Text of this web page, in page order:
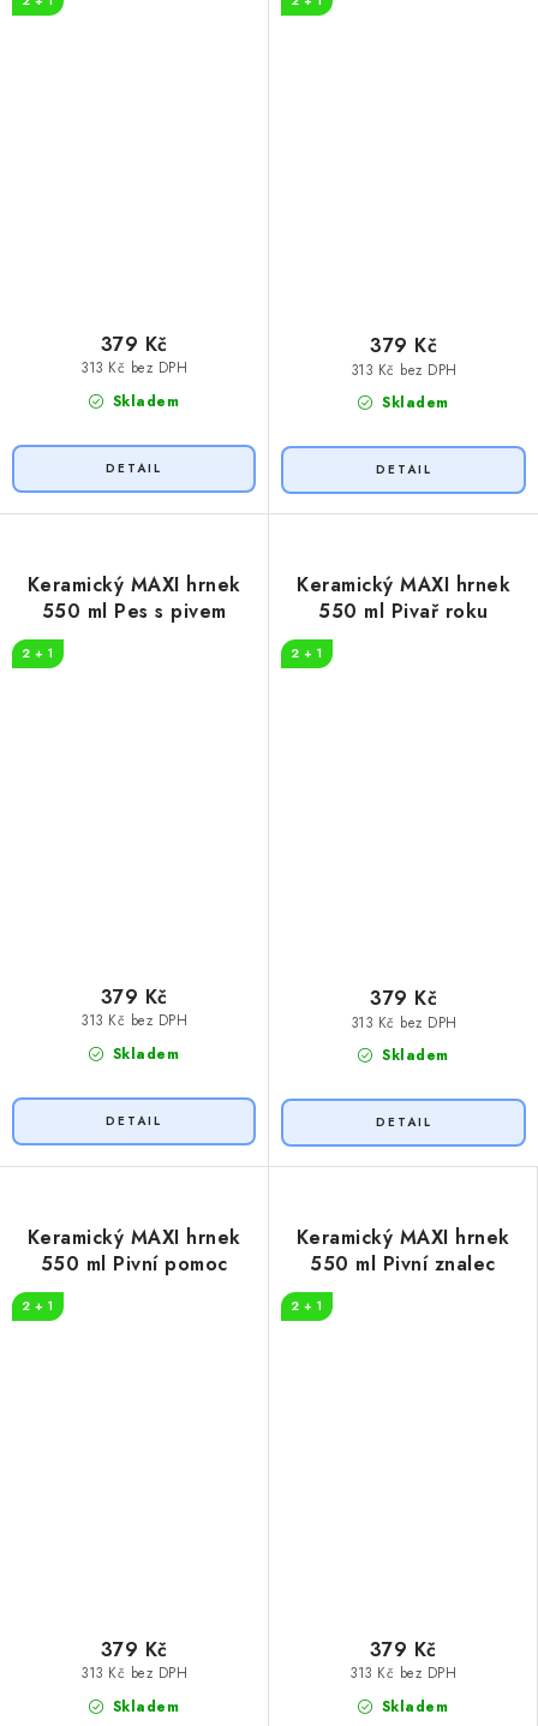
Skladem
313 Kč bez DPH
379 Kč
Skladem
313 Kč bez DPH
379 Kč
Keramický MAXI hrnek
550 ml Pes s pivem
2 + 1
Skladem
313 Kč bez DPH
379 Kč
Keramický MAXI hrnek
550 ml Pivař roku
2 + 1
Skladem
313 Kč bez DPH
379 Kč
Keramický MAXI hrnek
550 ml Pivní pomoc
2 + 1
Skladem
313 Kč bez DPH
379 Kč
Keramický MAXI hrnek
550 ml Pivní znalec
2 + 1
Skladem
313 Kč bez DPH
379 Kč